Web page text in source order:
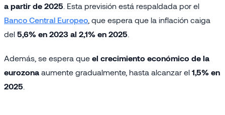
a partir de 2025 . Esta previsión está respaldada por el
Banco Central Europeo , que espera que la inflación caiga
del 5,6% en 2023 al 2,1% en 2025
Además, se espera que el crecimiento económico de la
eurozona aumente gradualmente, hasta alcanzar el 1,5% en
2025